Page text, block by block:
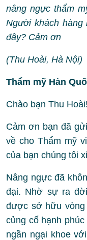
nâng ngực thẩm
Người khách
đây? Cảm ơn
(Thu Hoài, Hà Nội)
Thẩm mỹ Hàn
Chào bạn Thu Hoài!
Cảm ơn bạn đã
về cho Thẩm mỹ
của bạn chúng tôi
Nâng ngực đã
đại. Nhờ sự ra
được sở hữu
củng cố hạnh
ngần ngại khoe